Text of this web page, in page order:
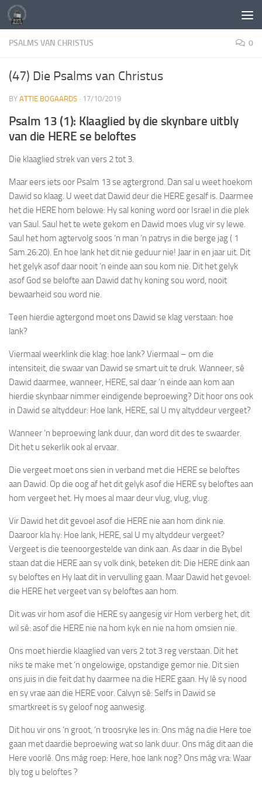
Skip to content
PSALMS VAN CHRISTUS 0
(47) Die Psalms van Christus
BY ATTIE BOGAARDS · 17/10/2019
Psalm 13 (1): Klaaglied by die skynbare uitbly
van die HERE se beloftes
Die klaaglied strek van vers 2 tot 3.
Maar eers iets oor Psalm 13 se agtergrond. Dan sal u weet hoekom
Dawid so klaag. U weet dat Dawid deur die HERE gesalf is. Daarmee
het die HERE hom belowe: Hy sal koning word oor Israel in die plek
van Saul. Saul het te wete gekom en Dawid moes vlug vir sy lewe.
Saul het hom agtervolg soos ‘n man ‘n patrys in die berge jag ( 1
Sam.26:20). En hoe lank het dit nie geduur nie! Jaar in en jaar uit. Dit
het gelyk asof daar nooit ‘n einde aan sou kom nie. Dit het gelyk
asof God se belofte aan Dawid dat hy koning sou word, nooit
bewaarheid sou word nie.
Teen hierdie agtergond moet ons Dawid se klag verstaan: hoe
lank?
Viermaal weerklink die klag: hoe lank? Viermaal – om die
intensiteit, die swaar van Dawid se smart uit te druk. Wanneer, sê
Dawid daarmee, wanneer, HERE, sal daar ‘n einde aan kom aan
hierdie skynbaar nimmer eindigende beproewing? Dit hoor ons ook
in Dawid se altyddeur: Hoe lank, HERE, sal U myaltyddeurvergeet?
Wanneer ‘n beproewing lank duur, dan word dit des te swaarder.
Dit het u sekerlik ook al ervaar.
Die vergeet moet ons sien in verband met die HERE se beloftes
aan Dawid. Op die oog af het dit gelyk asof die HERE sy beloftes aan
hom vergeet het. Hy moes al maar deur vlug, vlug, vlug.
Vir Dawid het dit gevoel asof die HERE nie aan hom dink nie.
Daaroor kla hy: Hoe lank, HERE, sal U my altyddeurvergeet?
Vergeet is die teenoorgestelde van dinkaan. As daar in die Bybel
staan dat die HERE aan sy volk dink, beteken dit: Die HERE dink aan
sy beloftes en Hy laat dit in vervulling gaan. Maar Dawid het gevoel:
die HERE het vergeet van sy beloftes aan hom.
Dit was vir hom asof die HERE sy aangesig vir Hom verberg het, dit
wil sê: asof die HERE nie na hom kyk en nie na hom omsien nie.
Ons moet hierdie klaaglied van vers 2 tot 3 reg verstaan. Dit het
niks te make met ‘n ongelowige, opstandige gemor nie. Dit sien
ons juis in die feit dat hy daarmee na die HERE gaan. Hy lê sy nood
en sy vrae aan die HERE voor. Calvyn sê: Selfs in Dawid se
smartkreet is sy geloof nog aanwesig.
Dit hou vir ons ‘n groot, ‘n troosryke les in: Ons mág na die Here toe
gaan met daardie beproewing wat so lank duur. Ons mágdit aan die
Here voorlê. Ons mág roep: Here, hoe lank nog? Ons mágvra: Waar
bly tog u beloftes ?